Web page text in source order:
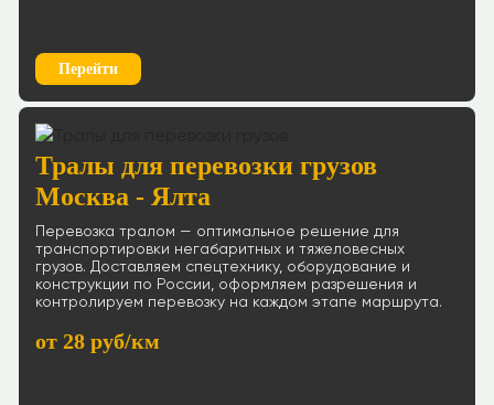
Перейти
Тралы для перевозки грузов
Москва - Ялта
Перевозка тралом — оптимальное решение для
транспортировки негабаритных и тяжеловесных
грузов. Доставляем спецтехнику, оборудование и
конструкции по России, оформляем разрешения и
контролируем перевозку на каждом этапе маршрута.
от 28 руб/км